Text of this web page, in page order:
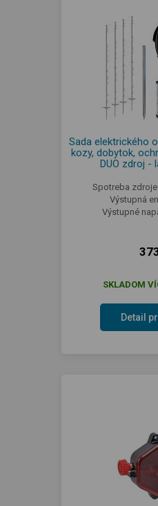
Sada elektrického
kozy, dobytok,
DUO zdroj -
Spotreba zdroje
Výstupná
Výstupné
SKLADOM
Detail